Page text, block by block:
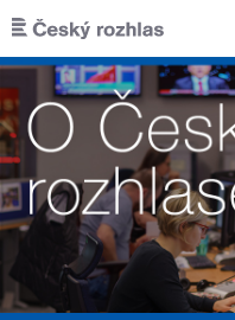
Přejít k hlavnímu obsahu